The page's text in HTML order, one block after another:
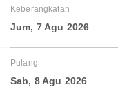
Keberangkatan
Jum, 7 Agu 2026
Pulang
Sab, 8 Agu 2026